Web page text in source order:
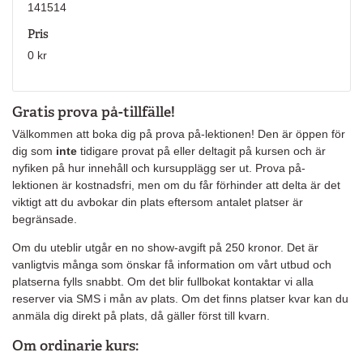
Gratis prova på-tillfälle!
Välkommen att boka dig på prova på-lektionen! Den är öppen för
dig som inte tidigare provat på eller deltagit på kursen och är
nyfiken på hur innehåll och kursupplägg ser ut. Prova på-
lektionen är kostnadsfri, men om du får förhinder att delta är det
viktigt att du avbokar din plats eftersom antalet platser är
begränsade.
Om du uteblir utgår en no show-avgift på 250 kronor. Det är
vanligtvis många som önskar få information om vårt utbud och
platserna fylls snabbt. Om det blir fullbokat kontaktar vi alla
reserver via SMS i mån av plats. Om det finns platser kvar kan du
anmäla dig direkt på plats, då gäller först till kvarn.
Om ordinarie kurs:
141514
Pris
0 kr